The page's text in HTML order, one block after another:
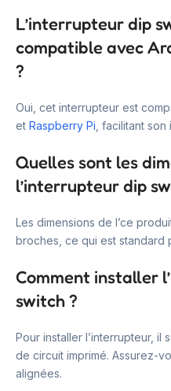
L’interrupteur dip
compatible avec
?
Oui, cet interrupteur est
et Raspberry Pi, facilitant
Quelles sont les
l’interrupteur dip
Les dimensions de l’ce
broches, ce qui est standard
Comment installer
switch ?
Pour installer l’interrupteur,
de circuit imprimé. Assurez-
alignées.